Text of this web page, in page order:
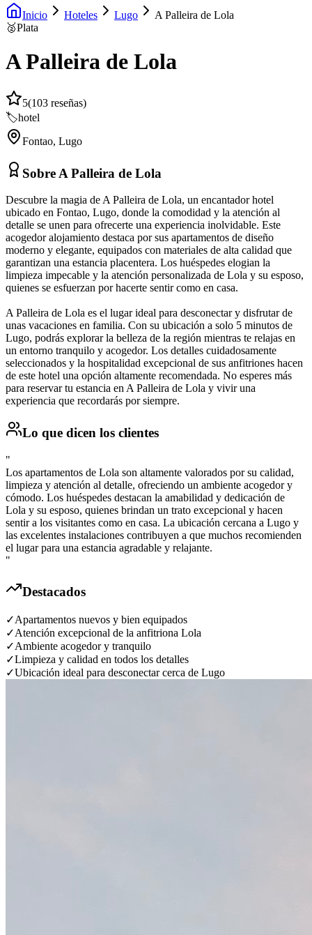
Inicio Hoteles Lugo
A Palleira de Lola
🥈Plata
A Palleira de Lola
5(103 reseñas)
🏷️hotel
Fontao, Lugo
Sobre A Palleira de Lola
Descubre la magia de A Palleira de Lola, un encantador hotel
ubicado en Fontao, Lugo, donde la comodidad y la atención al
detalle se unen para ofrecerte una experiencia inolvidable. Este
acogedor alojamiento destaca por sus apartamentos de diseño
moderno y elegante, equipados con materiales de alta calidad que
garantizan una estancia placentera. Los huéspedes elogian la
limpieza impecable y la atención personalizada de Lola y su esposo,
quienes se esfuerzan por hacerte sentir como en casa.
A Palleira de Lola es el lugar ideal para desconectar y disfrutar de
unas vacaciones en familia. Con su ubicación a solo 5 minutos de
Lugo, podrás explorar la belleza de la región mientras te relajas en
un entorno tranquilo y acogedor. Los detalles cuidadosamente
seleccionados y la hospitalidad excepcional de sus anfitriones hacen
de este hotel una opción altamente recomendada. No esperes más
para reservar tu estancia en A Palleira de Lola y vivir una
experiencia que recordarás por siempre.
Lo que dicen los clientes
"
Los apartamentos de Lola son altamente valorados por su calidad,
limpieza y atención al detalle, ofreciendo un ambiente acogedor y
cómodo. Los huéspedes destacan la amabilidad y dedicación de
Lola y su esposo, quienes brindan un trato excepcional y hacen
sentir a los visitantes como en casa. La ubicación cercana a Lugo y
las excelentes instalaciones contribuyen a que muchos recomienden
el lugar para una estancia agradable y relajante.
"
Destacados
✓Apartamentos nuevos y bien equipados
✓Atención excepcional de la anfitriona Lola
✓Ambiente acogedor y tranquilo
✓Limpieza y calidad en todos los detalles
✓Ubicación ideal para desconectar cerca de Lugo